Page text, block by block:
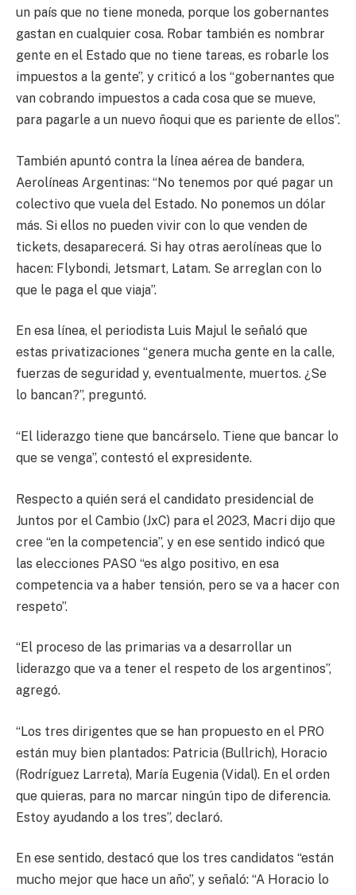
un país que no tiene moneda, porque los gobernantes
gastan en cualquier cosa. Robar también es nombrar
gente en el Estado que no tiene tareas, es robarle los
impuestos a la gente”, y criticó a los “gobernantes que
van cobrando impuestos a cada cosa que se mueve,
para pagarle a un nuevo ñoqui que es pariente de ellos”.
También apuntó contra la línea aérea de bandera,
Aerolíneas Argentinas: “No tenemos por qué pagar un
colectivo que vuela del Estado. No ponemos un dólar
más. Si ellos no pueden vivir con lo que venden de
tickets, desaparecerá. Si hay otras aerolíneas que lo
hacen: Flybondi, Jetsmart, Latam. Se arreglan con lo
que le paga el que viaja”.
En esa línea, el periodista Luis Majul le señaló que
estas privatizaciones “genera mucha gente en la calle,
fuerzas de seguridad y, eventualmente, muertos. ¿Se
lo bancan?”, preguntó.
“El liderazgo tiene que bancárselo. Tiene que bancar lo
que se venga”, contestó el expresidente.
Respecto a quién será el candidato presidencial de
Juntos por el Cambio (JxC) para el 2023, Macri dijo que
cree “en la competencia”, y en ese sentido indicó que
las elecciones PASO “es algo positivo, en esa
competencia va a haber tensión, pero se va a hacer con
respeto”.
“El proceso de las primarias va a desarrollar un
liderazgo que va a tener el respeto de los argentinos”,
agregó.
“Los tres dirigentes que se han propuesto en el PRO
están muy bien plantados: Patricia (Bullrich), Horacio
(Rodríguez Larreta), María Eugenia (Vidal). En el orden
que quieras, para no marcar ningún tipo de diferencia.
Estoy ayudando a los tres”, declaró.
En ese sentido, destacó que los tres candidatos “están
mucho mejor que hace un año”, y señaló: “A Horacio lo